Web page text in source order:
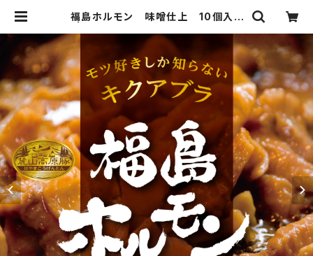
福島ホルモン 味噌仕上 10個入り